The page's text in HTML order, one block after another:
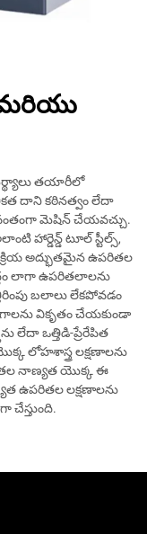
మరియు
తయారీలో
దాని కఠినత్వం లేదా
మెషిన్ చేయవచ్చు.
హార్డెన్డ్ టూల్ స్టీల్స్,
అద్భుతమైన ఉపరితల
లాగా ఉపరితలాలను
బలాలు లేకపోవడం
వికృతం చేయకుండా
లేదా ఒత్తిడి-ప్రేరేపిత
లోహశాస్త్ర లక్షణాలను
నాణ్యత యొక్క ఈ
ఉపరితల లక్షణాలను
చేస్తుంది.